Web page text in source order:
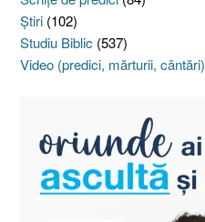
Ştiri (102)
Studiu Biblic (537)
Video (predici, mărturii, cântări)